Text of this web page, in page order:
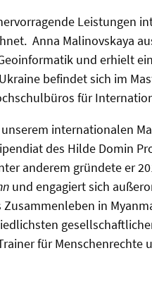
Leistungen
Anna Malinovskaya
und erhielt
befindet sich im
für
internationalen
des Hilde Domin
anderem gründete er
und engagiert sich
in
für Menschenrechte